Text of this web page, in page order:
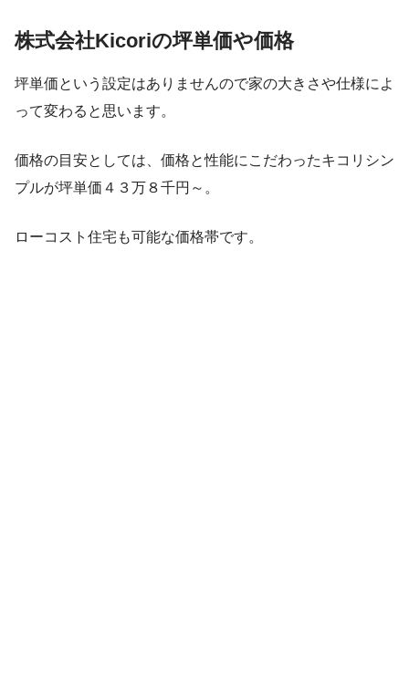
株式会社Kicoriの坪単価や価格
坪単価という設定はありませんので家の大きさや仕様によ
って変わると思います。
価格の目安としては、価格と性能にこだわったキコリシン
プルが坪単価４３万８千円～。
ローコスト住宅も可能な価格帯です。